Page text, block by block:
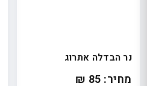
נר הבדלה אתרוג
מחיר: 85 ₪